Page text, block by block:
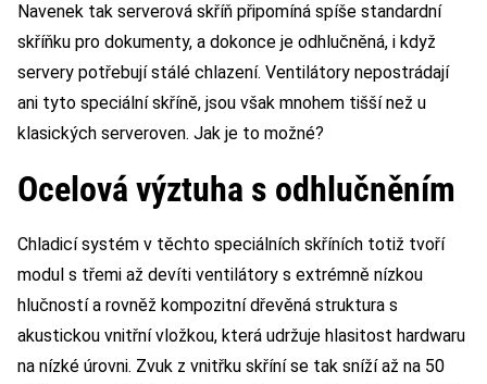
Navenek tak serverová skříň připomíná spíše standardní
skříňku pro dokumenty, a dokonce je odhlučněná, i když
servery potřebují stálé chlazení. Ventilátory nepostrádají
ani tyto speciální skříně, jsou však mnohem tišší než u
klasických serveroven. Jak je to možné?
Ocelová výztuha s odhlučněním
Chladicí systém v těchto speciálních skříních totiž tvoří
modul s třemi až devíti ventilátory s extrémně nízkou
hlučností a rovněž kompozitní dřevěná struktura s
akustickou vnitřní vložkou, která udržuje hlasitost hardwaru
na nízké úrovni. Zvuk z vnitřku skříní se tak sníží až na 50